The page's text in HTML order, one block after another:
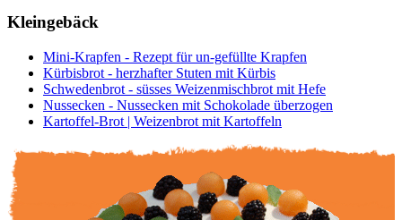
Kleingebäck
Mini-Krapfen - Rezept für un-gefüllte Krapfen
Kürbisbrot - herzhafter Stuten mit Kürbis
Schwedenbrot - süsses Weizenmischbrot mit Hefe
Nussecken - Nussecken mit Schokolade überzogen
Kartoffel-Brot | Weizenbrot mit Kartoffeln